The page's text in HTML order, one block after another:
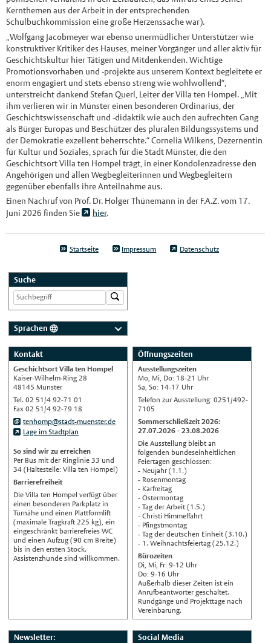
Kernthemen aus der Arbeit in der entsprechenden
Schulbuchkommission eine große Herzenssache war).
„Wolfgang Jacobmeyer war ebenso unermüdlicher Unterstützer wie
konstruktiver Kritiker des Hauses, meiner Vorgänger und aller aktiv für
Geschichtskultur hier Tätigen und Mitdenkenden. Wichtige
Promotionsvorhaben und -projekte aus unserem Kontext begleitete er
enorm engagiert und stets ebenso streng wie wohlwollend“,
unterstreicht dankend Stefan Querl, Leiter der Villa ten Hompel. „Mit
ihm verlieren wir in Münster einen besonderen Ordinarius, der
Geschichtswissenschaft und -didaktik wie auch den aufrechten Gang
als Bürger Europas und Beschützer des pluralen Bildungssystems und
der Demokratie exzellent beherrschte.“ Cornelia Wilkens, Dezernentin
für Kultur und Soziales, sprach für die Stadt Münster, die den
Geschichtsort Villa ten Hompel trägt, in einer Kondolenzadresse den
Angehörigen und allen Wegbegleiterinnen und Wegbegleitern
gegenüber ebenfalls ihre Anteilnahme aus.
Einen Nachruf von Prof. Dr. Holger Thünemann in der F.A.Z. vom 17.
Juni 2026 finden Sie
hier.
Startseite Impressum Datenschutz
Suche
Sprachen
Nederlands
English
Українська
Türkçe
اللغة العربية
Français
Español
Polski
Русский
中文
Automatische Übersetzung, ohne
Gewähr auf Richtigkeit.
Kontakt
Geschichtsort Villa ten Hompel
Kaiser-Wilhelm-Ring 28
48145 Münster
Tel. 02 51/4 92-71 01
Fax 02 51/4 92-79 18
tenhomp@stadt-muenster.de
Lage im Stadtplan
So sind wir zu erreichen
Per Bus mit der Ringlinie 33 und
34 (Haltestelle: Villa ten Hompel)
Barrierefreiheit
Die Villa ten Hompel verfügt über
einen besonderen Parkplatz in
Türnähe und einen Plattformlift
(maximale Tragkraft 225 kg), ein
eingeschränkt barrierefreies WC
und einen Aufzug (90 cm Breite)
bis in den ersten Stock.
Assistenzhunde sind willkommen.
Öffnungszeiten
Ausstellungszeiten
Mo, Mi, Do: 18-21 Uhr
Sa, So: 14-17 Uhr
Telefon zur Ausstellung: 0251/492-
7105
Sommerschließzeit 2026:
27.07.2026 - 23.08.2026
Die Ausstellung bleibt an
folgenden bundeseinheitlichen
Feiertagen geschlossen:
- Neujahr (1.1.)
- Rosenmontag
- Karfreitag
- Ostermontag
- Tag der Arbeit (1.5.)
- Christi Himmelfahrt
- Pfingstmontag
- Tag der deutschen Einheit (3.10.)
- 1. Weihnachtsfeiertag (25.12.)
Bürozeiten
Di, Mi, Fr: 9-12 Uhr
Do: 9-16 Uhr
Außerhalb dieser Zeiten ist ein
Anrufbeantworter geschaltet.
Rundgänge und Projekttage nach
Vereinbarung.
Newsletter: Social Media